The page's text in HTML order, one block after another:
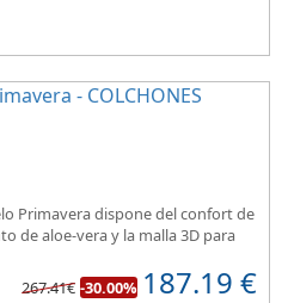
Primavera dispone del confort de
de aloe-vera y la malla 3D para
hablando tanto de un colchón
267.41€ -30.00% 187.19 €